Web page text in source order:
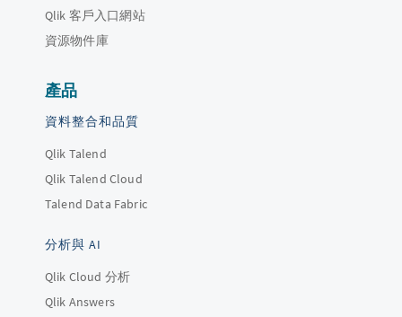
Qlik 客戶入口網站
資源物件庫
產品
資料整合和品質
Qlik Talend
Qlik Talend Cloud
Talend Data Fabric
分析與 AI
Qlik Cloud 分析
Qlik Answers